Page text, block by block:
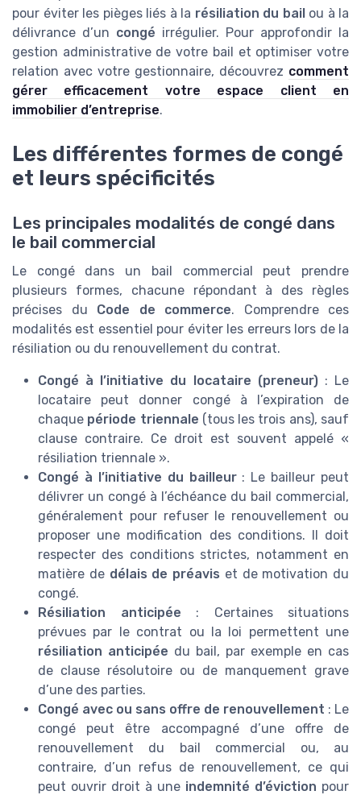
pour éviter les pièges liés à la résiliation du bail ou à la
délivrance d’un congé irrégulier. Pour approfondir la
gestion administrative de votre bail et optimiser votre
relation avec votre gestionnaire, découvrez comment
gérer efficacement votre espace client en
immobilier d’entreprise.
Les différentes formes de congé
et leurs spécificités
Les principales modalités de congé dans
le bail commercial
Le congé dans un bail commercial peut prendre
plusieurs formes, chacune répondant à des règles
précises du Code de commerce. Comprendre ces
modalités est essentiel pour éviter les erreurs lors de la
résiliation ou du renouvellement du contrat.
Congé à l’initiative du locataire (preneur): Le
locataire peut donner congé à l’expiration de
chaque période triennale (tous les trois ans), sauf
clause contraire. Ce droit est souvent appelé «
résiliation triennale ».
Congé à l’initiative du bailleur: Le bailleur peut
délivrer un congé à l’échéance du bail commercial,
généralement pour refuser le renouvellement ou
proposer une modification des conditions. Il doit
respecter des conditions strictes, notamment en
matière de délais de préavis et de motivation du
congé.
Résiliation anticipée : Certaines situations
prévues par le contrat ou la loi permettent une
résiliation anticipée du bail, par exemple en cas
de clause résolutoire ou de manquement grave
d’une des parties.
Congé avec ou sans offre de renouvellement : Le
congé peut être accompagné d’une offre de
renouvellement du bail commercial ou, au
contraire, d’un refus de renouvellement, ce qui
peut ouvrir droit à une indemnité d’éviction pour